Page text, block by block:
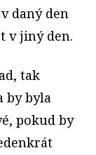
daný den
v jiný den.
tak
by byla
pokud by